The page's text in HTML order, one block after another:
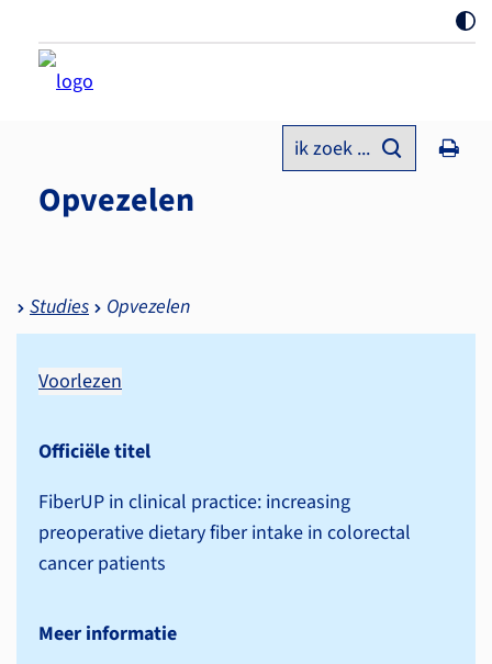
ik zoek ...
Opvezelen
Studies Opvezelen
Voorlezen
Officiële titel
FiberUP in clinical practice: increasing
preoperative dietary fiber intake in colorectal
cancer patients
Meer informatie